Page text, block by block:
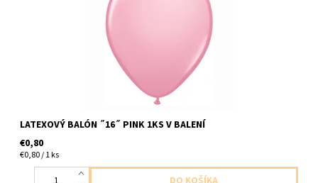
LATEXOVÝ BALÓN ˝16˝ PINK 1KS V BALENÍ
€0,80
€0,80 / 1 ks